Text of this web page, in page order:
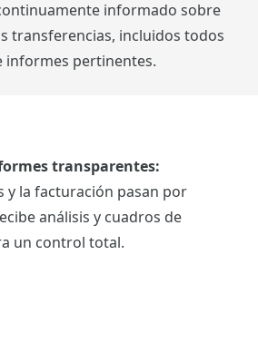
informado sobre
transferencias, incluidos todos
informes pertinentes.
transparentes:
y la facturación pasan por
análisis y cuadros de
un control total.